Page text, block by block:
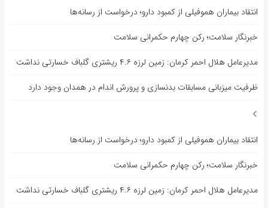
انتقاد بیماران هموفیلی از کمبود دارو؛ درخواست از رسانه‌ها
خبرنگار سلامت؛ رکن چهارم حکمرانی سلامت
مدیرعامل هلال احمر کرمان: زمین لرزه ۴.۶ ریشتری گلباف خسارتی نداشت
ظرفیت میزبانی مسابقات بدنسازی و پرورش اندام در همدان وجود دارد
انتقاد بیماران هموفیلی از کمبود دارو؛ درخواست از رسانه‌ها
خبرنگار سلامت؛ رکن چهارم حکمرانی سلامت
مدیرعامل هلال احمر کرمان: زمین لرزه ۴.۶ ریشتری گلباف خسارتی نداشت